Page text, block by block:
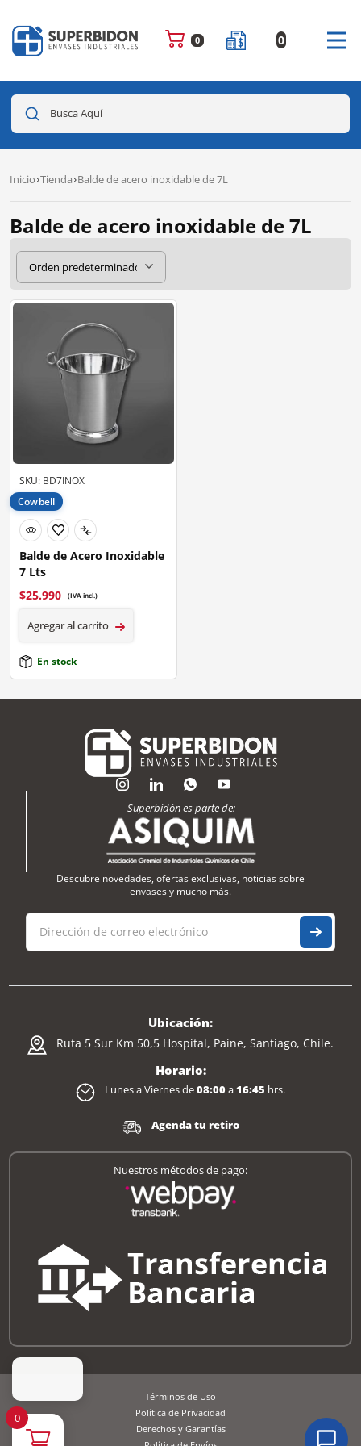
0 0
Busca Aquí
Inicio Tienda Balde de acero inoxidable de 7L
Balde de acero inoxidable de 7L
SKU: BD7INOX
Cowbell
Balde de Acero Inoxidable
7 Lts
$25.990 (IVA incl.)
Agregar al carrito
En stock
Superbidón es parte de:
Descubre novedades, ofertas exclusivas, noticias sobre
envases y mucho más.
Ubicación:
Ruta 5 Sur Km 50,5 Hospital, Paine, Santiago, Chile.
Horario:
Lunes a Viernes de08:00a16:45 hrs.
Agenda tu retiro
Nuestros métodos de pago:
Términos de Uso
Política de Privacidad
Derechos y Garantías
0